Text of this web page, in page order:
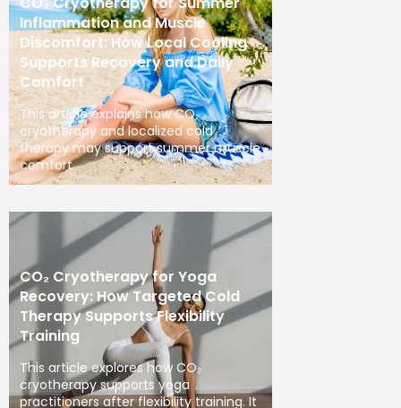
Inflammation and Muscle
Discomfort: How Local Cooling
Supports Recovery and Daily
Comfort
This article explains how CO₂
cryotherapy and localized cold
therapy may support summer muscle
comfort
CO₂ Cryotherapy for Yoga
Recovery: How Targeted Cold
Therapy Supports Flexibility
Training
This article explores how CO₂
cryotherapy supports yoga
practitioners after flexibility training. It